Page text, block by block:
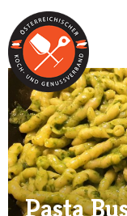
Pasta